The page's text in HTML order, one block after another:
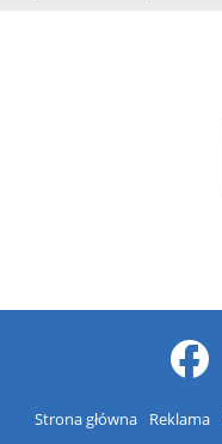
Strona główna Reklama